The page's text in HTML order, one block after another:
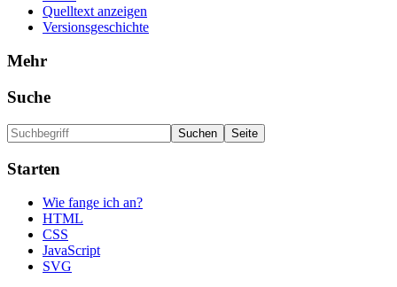
Quelltext anzeigen
Versionsgeschichte
Mehr
Suche
Starten
Wie fange ich an?
HTML
CSS
JavaScript
SVG